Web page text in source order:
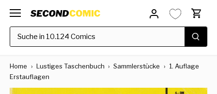
zum
Inhalt
Home › Lustiges Taschenbuch › Sammlerstücke › 1. Auflage
Erstauflagen